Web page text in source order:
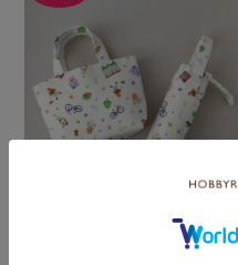
ボトルケース（レシピ）